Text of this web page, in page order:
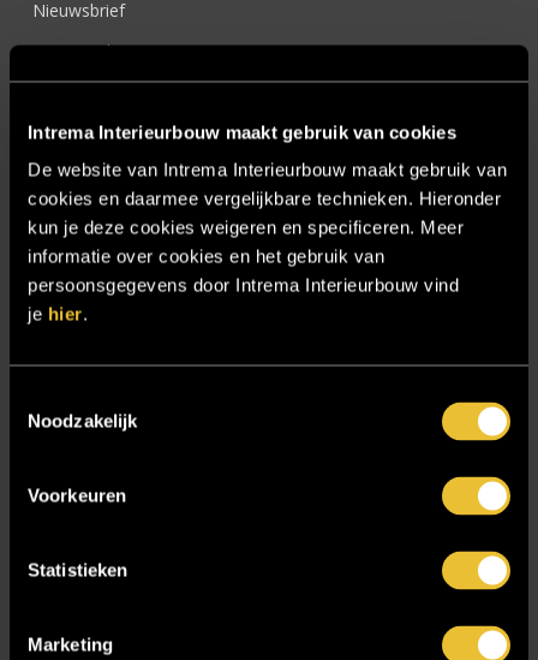
Intrema Interieurbouw maakt gebruik van cookies
De website van Intrema Interieurbouw maakt gebruik van
cookies en daarmee vergelijkbare technieken. Hieronder
kun je deze cookies weigeren en specificeren. Meer
informatie over cookies en het gebruik van
persoonsgegevens door Intrema Interieurbouw vind
je hier.
Noodzakelijk
Voorkeuren
Statistieken
Marketing
Nieuwsbrief
Onze werkwijze
Particulier
Particulier project: Harmonieuze woonvilla
Particulier project: Luxueus Appartement
Particulier project: Luxueuze elegantie
Particulier project: Moderne Woonvilla
Projecten
Samenwerken
Showroom